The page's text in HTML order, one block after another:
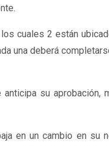
cuales 2 están
una deberá
su aprobación,
en un cambio en su